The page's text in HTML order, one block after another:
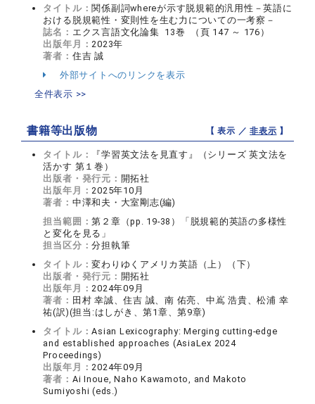
タイトル： 関係副詞whereが示す脱規範的汎用性－英語に
おける脱規範性・変則性を生む力についての一考察－
誌名： エクス言語文化論集 13巻 （頁 147 ～ 176）
出版年月：2023年
著者： 住吉 誠
外部サイトへのリンクを表示
全件表示 >>
書籍等出版物 【 表示 ／非表示 】
タイトル：
『学習英文法を見直す』（シリーズ 英文法を
活かす 第１巻）
出版者・発行元： 開拓社
出版年月：2025年10月
著者： 中澤和夫・大室剛志(編)
担当範囲：第２章（pp. 19-38）「脱規範的英語の多様性
と変化を見る」
担当区分：分担執筆
タイトル：変わりゆくアメリカ英語（上）（下）
出版者・発行元： 開拓社
出版年月：2024年09月
著者： 田村 幸誠、住吉 誠、南 佑亮、中嶌 浩貴、松浦 幸
祐(訳)(担当:はしがき、第1章、第9章)
タイトル：Asian Lexicography: Merging cutting-edge
and established approaches (AsiaLex 2024
Proceedings)
出版年月：2024年09月
著者： Ai Inoue, Naho Kawamoto, and Makoto
Sumiyoshi (eds.)